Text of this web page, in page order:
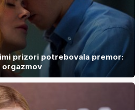
prizori potrebovala premor:
orgazmov